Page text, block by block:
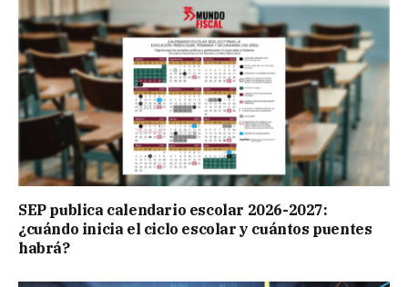
SEP publica calendario escolar 2026-2027:
¿cuándo inicia el ciclo escolar y cuántos puentes
habrá?